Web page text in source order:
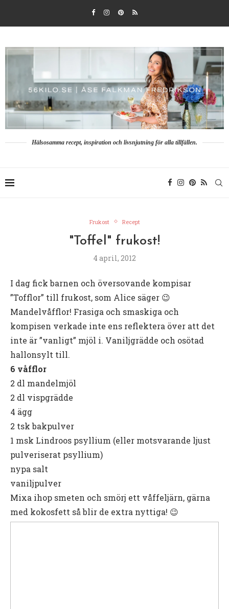
Hälsosamma recept, inspiration och livsnjutning för alla tillfällen.
Frukost Recept
"Toffel" frukost!
4 april, 2012
I dag fick barnen och översovande kompisar
”Tofflor” till frukost, som Alice säger 😉
Mandelvåfflor! Frasiga och smaskiga och
kompisen verkade inte ens reflektera över att det
inte är ”vanligt” mjöl i. Vaniljgrädde och osötad
hallonsylt till.
6 våfflor
2 dl mandelmjöl
2 dl vispgrädde
4 ägg
2 tsk bakpulver
1 msk Lindroos psyllium (eller motsvarande ljust
pulveriserat psyllium)
nypa salt
vaniljpulver
Mixa ihop smeten och smörj ett våffeljärn, gärna
med kokosfett så blir de extra nyttiga! 😉